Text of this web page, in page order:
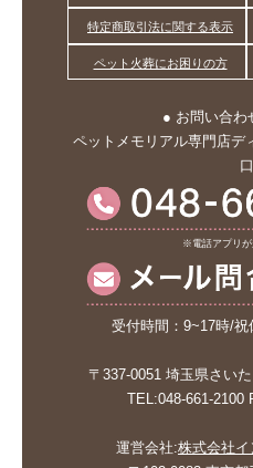
特定商取引法に関する表示
ペット火葬にお困りの方
● お問い合わ
ペットメモリアル専門店デ
口
※電話アプリが
受付時間：9~17時/
〒337-0051 埼玉県さい
TEL:048-661-2100
運営会社:株式会社